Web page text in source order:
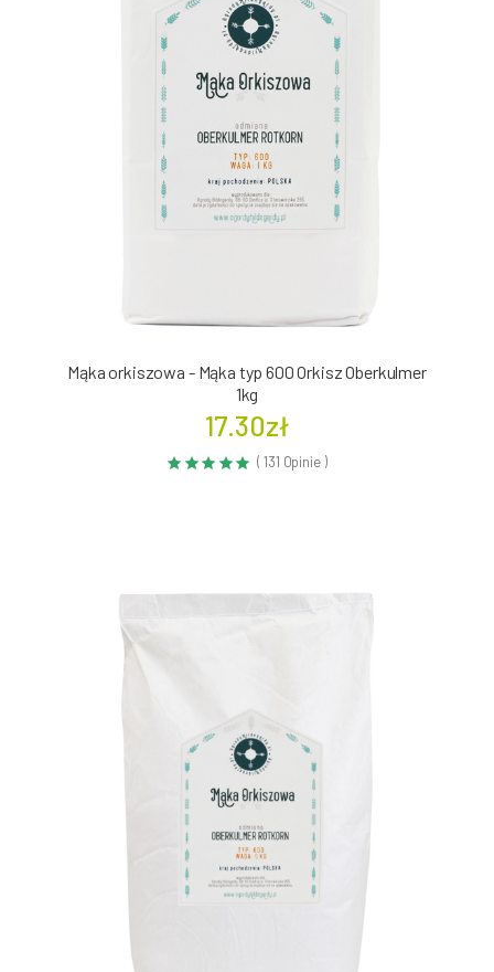
Mąka orkiszowa - Mąka typ 600 Orkisz Oberkulmer
1kg
17.30zł
( 131 Opinie )